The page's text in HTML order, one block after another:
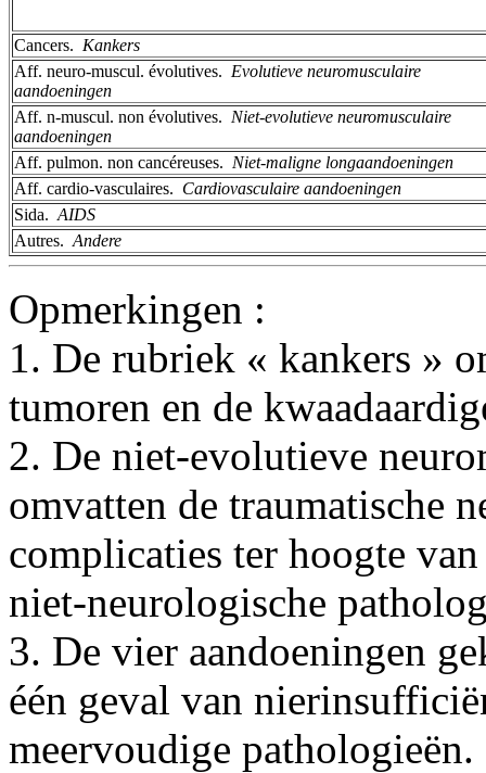
Cancers. ­ Kankers
Aff. neuro-muscul. évolutives. ­ Evolutieve neuromusculaire
aandoeningen
Aff. n-muscul. non évolutives. ­ Niet-evolutieve neuromusculaire
aandoeningen
Aff. pulmon. non cancéreuses. ­ Niet-maligne longaandoeningen
Aff. cardio-vasculaires. ­ Cardiovasculaire aandoeningen
Sida. ­ AIDS
Autres. ­ Andere
Opmerkingen :
1. De rubriek « kankers »
tumoren en de
2. De niet-evolutieve
omvatten de traumatische
complicaties ter hoogte
niet-neurologische
3. De vier aandoeningen
één geval van
meervoudige pathologieën.